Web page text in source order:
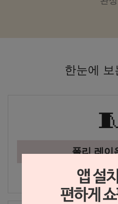
한눈에 보
🧵
폴리 레이
가볍고 부드러